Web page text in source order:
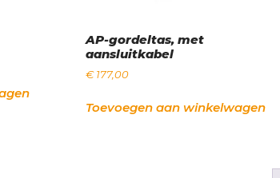
AP-gordeltas, met
aansluitkabel
€177,00
Toevoegen aan winkelwagen